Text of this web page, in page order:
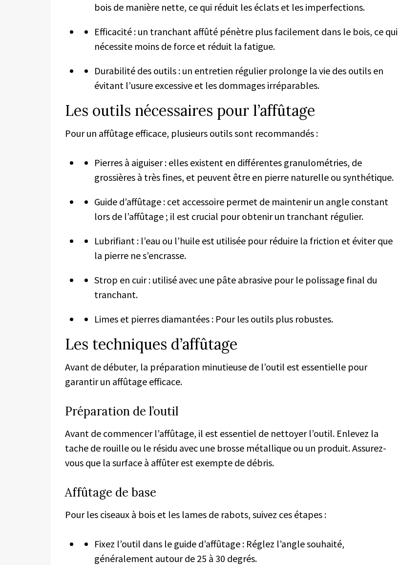
bois de manière nette, ce qui réduit les éclats et les imperfections.
Efficacité : un tranchant affûté pénètre plus facilement dans le bois, ce qui
nécessite moins de force et réduit la fatigue.
Durabilité des outils : un entretien régulier prolonge la vie des outils en
évitant l’usure excessive et les dommages irréparables.
Les outils nécessaires pour l’affûtage
Pour un affûtage efficace, plusieurs outils sont recommandés :
Pierres à aiguiser : elles existent en différentes granulométries, de
grossières à très fines, et peuvent être en pierre naturelle ou synthétique.
Guide d’affûtage : cet accessoire permet de maintenir un angle constant
lors de l’affûtage ; il est crucial pour obtenir un tranchant régulier.
Lubrifiant : l’eau ou l’huile est utilisée pour réduire la friction et éviter que
la pierre ne s’encrasse.
Strop en cuir : utilisé avec une pâte abrasive pour le polissage final du
tranchant.
Limes et pierres diamantées : Pour les outils plus robustes.
Les techniques d’affûtage
Avant de débuter, la préparation minutieuse de l’outil est essentielle pour
garantir un affûtage efficace.
Préparation de l’outil
Avant de commencer l’affûtage, il est essentiel de nettoyer l’outil. Enlevez la
tache de rouille ou le résidu avec une brosse métallique ou un produit. Assurez-
vous que la surface à affûter est exempte de débris.
Affûtage de base
Pour les ciseaux à bois et les lames de rabots, suivez ces étapes :
Fixez l’outil dans le guide d’affûtage : Réglez l’angle souhaité,
généralement autour de 25 à 30 degrés.